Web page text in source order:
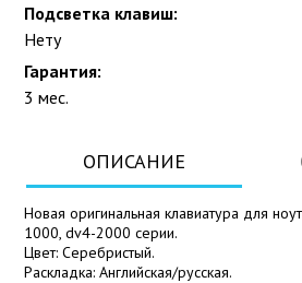
Подсветка клавиш:
Нету
Гарантия:
3 мес.
ОПИСАНИЕ
Новая оригинальная клавиатура для
1000, dv4-2000 серии.
Цвет: Серебристый.
Раскладка: Английская/русская.